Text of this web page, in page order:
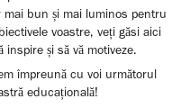
bun și mai luminos pentru
voastre, veți găsi aici
și să vă motiveze.
împreună cu voi următorul
educațională!